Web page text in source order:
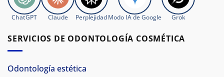
ChatGPT Claude Perplejidad Modo IA de Google Grok
SERVICIOS DE ODONTOLOGÍA COSMÉTICA
Odontología estética